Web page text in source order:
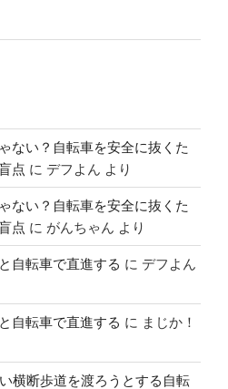
ない？自転車を安全に抜くた
点 に デフよん より
ない？自転車を安全に抜くた
点 に がんちゃん より
自転車で直進する に デフよん
自転車で直進する に まじか！
横断歩道を渡ろうとする自転